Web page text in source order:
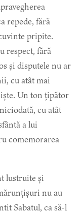
repede, fără
pripite.
respect, fără
și disputele nu ar
cu atât mai
Un ton țipător
cu atât
a lui
comemorarea
lustruite și
nu au
Sabatul, ca să-l